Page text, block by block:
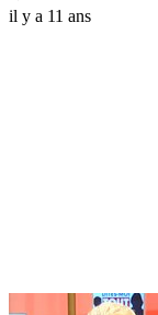
il y a 11 ans